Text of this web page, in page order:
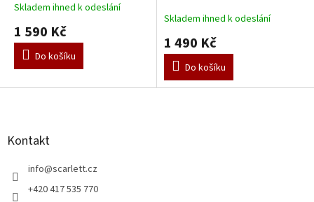
Průměrné
produktu
5,0
5
Skladem ihned k odeslání
1 590 Kč
Do košíku
Skladem ihned k odeslání
1 490 Kč
Do košíku
Z
Kontakt
info@scarlett.cz
+420 417 535 770